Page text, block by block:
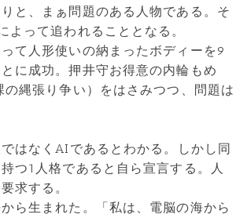
と、まぁ問題のある人物である。そ
よって追われることとなる。
て人形使いの納まったボディーを9
に成功。押井守お得意の内輪もめ
の縄張り争い）をはさみつつ、問題は
はなくAIであるとわかる。しかし同
つ1人格であると自ら宣言する。人
求する。
ら生まれた。「私は、電脳の海から